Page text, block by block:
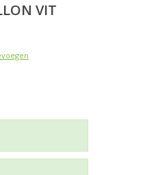
VIT